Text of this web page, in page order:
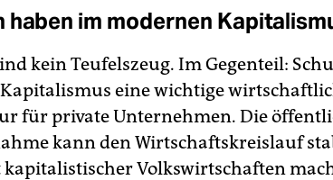
haben im modernen
kein Teufelszeug. Im Gegenteil:
eine wichtige
für private Unternehmen. Die
kann den Wirtschaftskreislauf
Volkswirtschaften